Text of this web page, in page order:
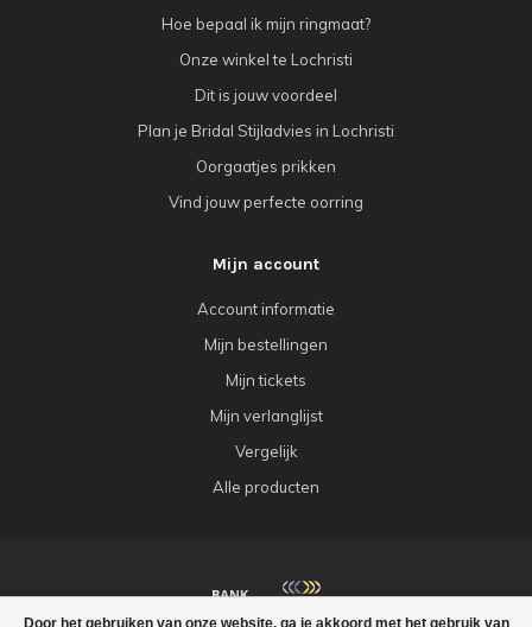
Door het gebruiken van onze website, ga je akkoord met het gebruik van
Hoe bepaal ik mijn ringmaat?
Onze winkel te Lochristi
Dit is jouw voordeel
Plan je Bridal Stijladvies in Lochristi
Oorgaatjes prikken
Vind jouw perfecte oorring
Mijn account
Account informatie
Mijn bestellingen
Mijn tickets
Mijn verlanglijst
Vergelijk
Alle producten